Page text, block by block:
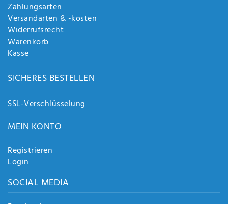
Zahlungsarten
Versandarten & -kosten
Widerrufsrecht
Warenkorb
Kasse
SICHERES BESTELLEN
SSL-Verschlüsselung
MEIN KONTO
Registrieren
Login
SOCIAL MEDIA